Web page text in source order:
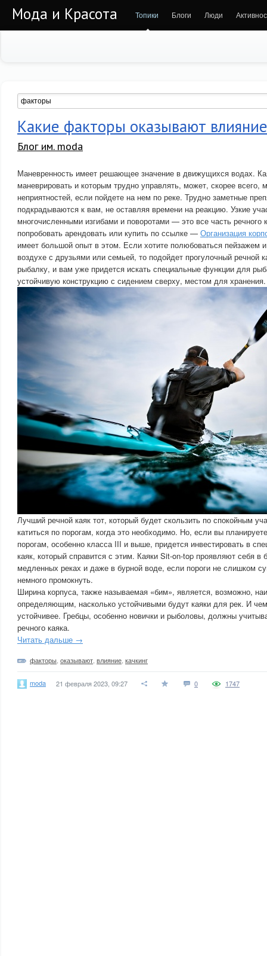
Мода и Красота Топики Блоги Люди
Какие факторы оказывают
Блог им. moda
Маневренность имеет решающее значение в движущихся водах.
маневрировать и которым трудно управлять, может, скорее всего,
неприятностей, если пойдете на нем по реке. Трудно заметные
подкрадываются к вам, не оставляя времени на реакцию. Узкие
многочисленными изгибами и поворотами — это все часть речного
попробовать арендовать или купить по ссылке — Организация
имеет большой опыт в этом. Если хотите полюбоваться пейзажем
воздухе с друзьями или семьей, то подойдет прогулочный речной
рыбалку, и вам уже придется искать специальные функции для
устойчивую конструкцию с сидением сверху, местом для хранения.
Лучший речной каяк тот, который будет скользить по спокойным
катиться по порогам, когда это необходимо. Но, если вы
порогам, особенно класса III и выше, придется инвестировать в
каяк, который справится с этим. Каяки Sit-on-top проявляют себя в
медленных реках и даже в бурной воде, если пороги не слишком
немного промокнуть.
Ширина корпуса, также называемая «бим», является, возможно,
определяющим, насколько устойчивыми будут каяки для рек. И
устойчивее. Гребцы, особенно новички и рыболовы, должны
речного каяка.
Читать дальше →
факторы оказывают влияние качкинг
moda 21 февраля 2023, 09:27 0 1747